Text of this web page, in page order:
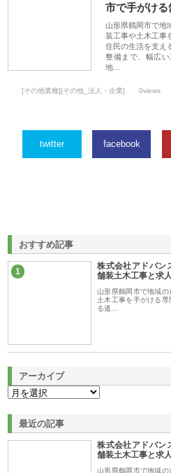
市で手がけ
山形県鶴岡市で地
装工事や土木工事
住民の生活を支え
整備まで、幅広い
地…
[その他業種][その他_法人・企業] 0views
twitter facebook
おすすめ記事
1
株式会社アドバン
舗装土木工事と求
山形県鶴岡市で地域
土木工事を手がける
る道…
アーカイブ
最近の記事
株式会社アドバン
舗装土木工事と求
山形県鶴岡市で地域